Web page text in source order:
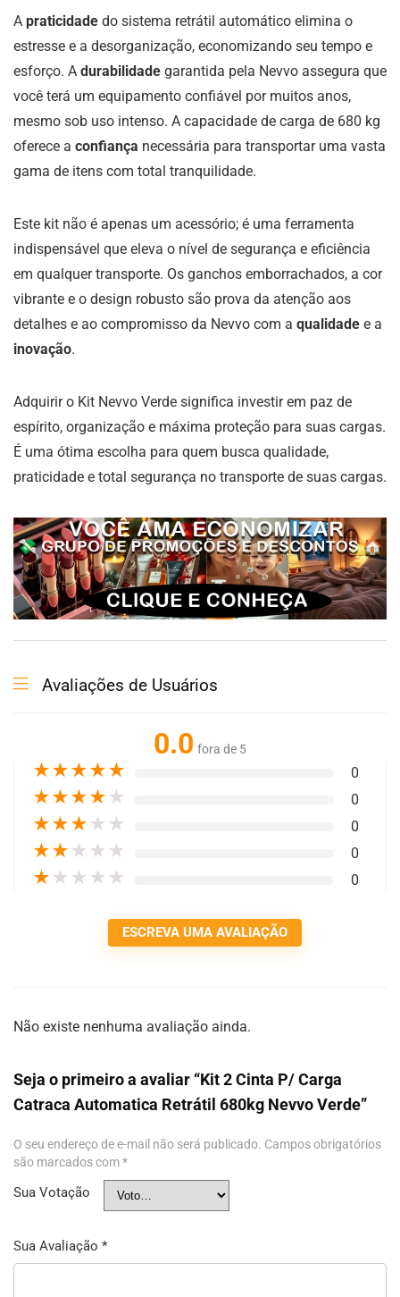
A praticidade do sistema retrátil automático elimina o
estresse e a desorganização, economizando seu tempo e
esforço. A durabilidade garantida pela Nevvo assegura que
você terá um equipamento confiável por muitos anos,
mesmo sob uso intenso. A capacidade de carga de 680 kg
oferece a confiança necessária para transportar uma vasta
gama de itens com total tranquilidade.
Este kit não é apenas um acessório; é uma ferramenta
indispensável que eleva o nível de segurança e eficiência
em qualquer transporte. Os ganchos emborrachados, a cor
vibrante e o design robusto são prova da atenção aos
detalhes e ao compromisso da Nevvo com a qualidade e a
inovação.
Adquirir o Kit Nevvo Verde significa investir em paz de
espírito, organização e máxima proteção para suas cargas.
É uma ótima escolha para quem busca qualidade,
praticidade e total segurança no transporte de suas cargas.
Avaliações de Usuários
0.0 fora de 5
★★★★★ 0
★★★★ ★ 0
★★★ ★ ★ 0
★★ ★ ★ ★ 0
★ ★ ★ ★ ★ 0
ESCREVA UMA AVALIAÇÃO
Não existe nenhuma avaliação ainda.
Seja o primeiro a avaliar “Kit 2 Cinta P/ Carga
Catraca Automatica Retrátil 680kg Nevvo Verde”
O seu endereço de e-mail não será publicado. Campos obrigatórios
são marcados com*
Sua Votação
Sua Avaliação *